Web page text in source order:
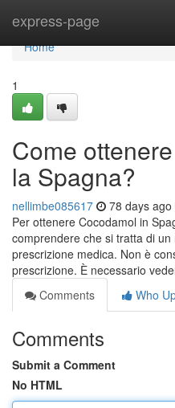
express-page
Home
Home
1
Come
la Spagna?
nellimbe085617 78 days ago
Per ottenere Cocodamol in
comprendere che si tratta di
prescrizione medica. Non è
prescrizione. È necessario
Comments
Who
Comments
Submit a Comment
No HTML